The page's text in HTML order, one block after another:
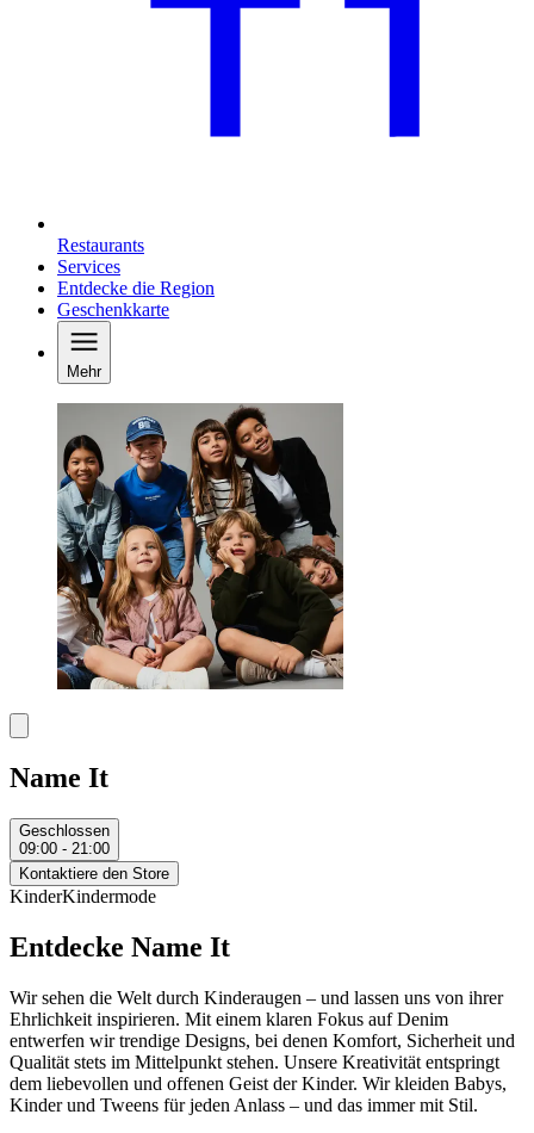
Restaurants
Services
Entdecke die Region
Geschenkkarte
Mehr
Name It
Geschlossen
09:00 - 21:00
Kontaktiere den Store
KinderKindermode
Entdecke Name It
Wir sehen die Welt durch Kinderaugen – und lassen uns von ihrer
Ehrlichkeit inspirieren. Mit einem klaren Fokus auf Denim
entwerfen wir trendige Designs, bei denen Komfort, Sicherheit und
Qualität stets im Mittelpunkt stehen. Unsere Kreativität entspringt
dem liebevollen und offenen Geist der Kinder. Wir kleiden Babys,
Kinder und Tweens für jeden Anlass – und das immer mit Stil.